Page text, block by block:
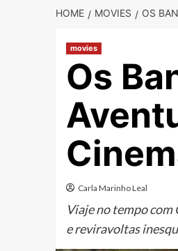
HOME MOVIES OS
movies
Os
Carla Marinho Leal
Viaje no tempo com
e reviravoltas